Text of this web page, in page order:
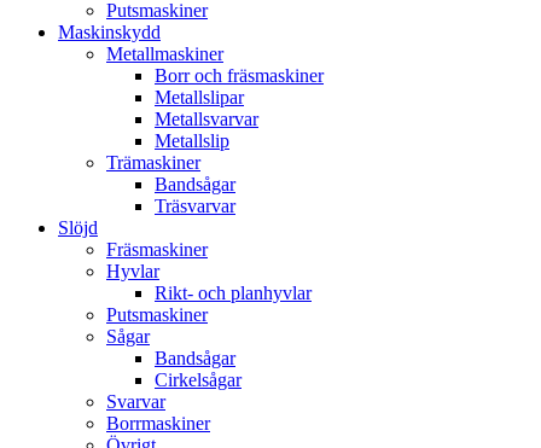
Putsmaskiner
Maskinskydd
Metallmaskiner
Borr och fräsmaskiner
Metallslipar
Metallsvarvar
Metallslip
Trämaskiner
Bandsågar
Träsvarvar
Slöjd
Fräsmaskiner
Hyvlar
Rikt- och planhyvlar
Putsmaskiner
Sågar
Bandsågar
Cirkelsågar
Svarvar
Borrmaskiner